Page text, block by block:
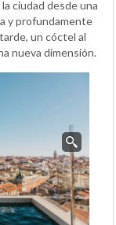
ciudad desde una
y profundamente
un cóctel al
nueva dimensión.